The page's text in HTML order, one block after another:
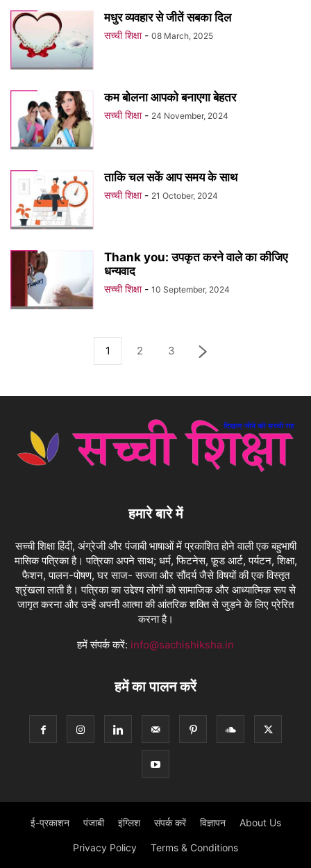
मधुर व्यवहार से जीतें सबका दिल
सच्ची शिक्षा - 08 March, 2025
कम बोलना आपको बनाएगा बेहतर
सच्ची शिक्षा - 24 November, 2024
ताकि चल सकें आप समय के साथ
सच्ची शिक्षा - 21 October, 2024
Thank you: उपकृत करने वाले का कीजिए
धन्यवाद
सच्ची शिक्षा - 10 September, 2024
1 2 3
हमारे बारे में
सच्ची शिक्षा हिंदी, अंग्रेजी और पंजाबी भाषाओं में प्रकाशित होने वाली एक बहुभाषी
मासिक पत्रिका है। पत्रिका अपने साथ; धर्म, फिटनेस, फ़ूड आर्ट, पर्यटन, शिक्षा,
फैशन, पालन-पोषण, घर साज- सज्जा और सौंदर्य जैसे विषयों की एक विस्तृत
श्रृंखला लाती है। पत्रिका का उद्देश्य लोगों को सामाजिक और आध्यात्मिक रूप से
जागृत करना और उन्हें अपनी आत्मा की आंतरिक शक्ति से जुड़ने के लिए प्रेरित
करना है।
हमें संपर्क करें: info@sachishiksha.in
हमें का पालन करें
ई-प्रकाशन पंजाबी इंग्लिश संपर्क करें विज्ञापन About Us
Privacy Policy Terms & Conditions